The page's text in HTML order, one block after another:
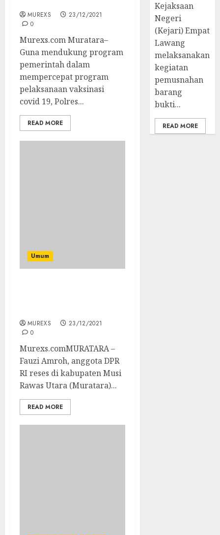
MUREXS
23/12/2021
0
Murexs.com Muratara–
Guna mendukung program
pemerintah dalam
mempercepat program
pelaksanaan vaksinasi
covid 19, Polres...
READ MORE
Umum
MUREXS
23/12/2021
0
Murexs.comMURATARA –
Fauzi Amroh, anggota DPR
RI reses di kabupaten Musi
Rawas Utara (Muratara)...
READ MORE
Kejaksaan
Negeri
(Kejari) Empat
Lawang
melaksanakan
kegiatan
pemusnahan
barang
bukti...
READ MORE